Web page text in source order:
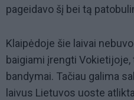
pageidavo šį bei tą
Klaipėdoje šie laivai
baigiami įrengti
bandymai. Tačiau galima
laivus Lietuvos uoste